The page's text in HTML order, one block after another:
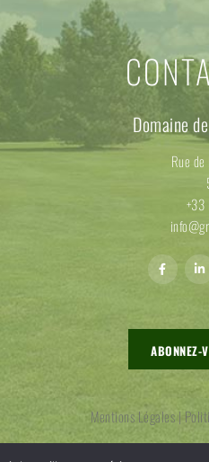
Domaine
Rue
ABONNEZ-
Mentions Légales |